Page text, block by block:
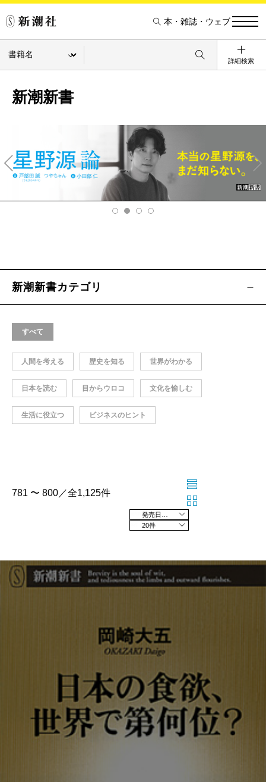
本・雑誌・ウェブ
詳細検索
新潮新書
v
Ne
xt
新潮新書カテゴリ
すべて
人間を考える 歴史を知る 世界がわかる
日本を読む 目からウロコ 文化を愉しむ
生活に役立つ ビジネスのヒント
781 〜 800／全1,125件
20件